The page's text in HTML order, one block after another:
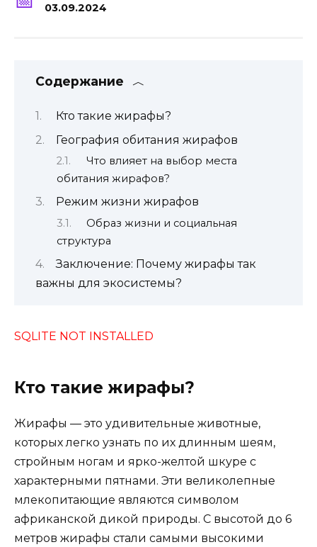
03.09.2024
Содержание
Кто такие жирафы?
География обитания жирафов
Что влияет на выбор места
обитания жирафов?
Режим жизни жирафов
Образ жизни и социальная
структура
Заключение: Почему жирафы так
важны для экосистемы?
SQLITE NOT INSTALLED
Кто такие жирафы?
Жирафы — это удивительные животные,
которых легко узнать по их длинным шеям,
стройным ногам и ярко-желтой шкуре с
характерными пятнами. Эти великолепные
млекопитающие являются символом
африканской дикой природы. С высотой до 6
метров жирафы стали самыми высокими